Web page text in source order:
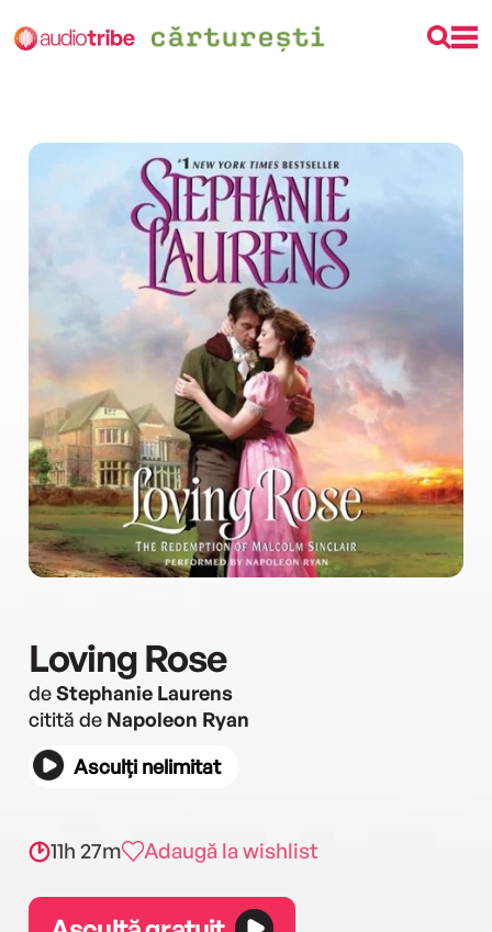
Loving Rose
deStephanie Laurens
citită de Napoleon Ryan
Asculți nelimitat
11h 27m Adaugă la wishlist